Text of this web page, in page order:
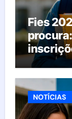
Fies
pelas
agora
NOTÍCIAS